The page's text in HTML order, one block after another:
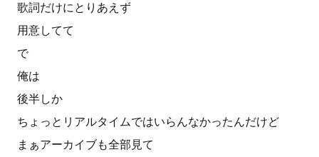
歌詞だけにとりあえず
用意してて
で
俺は
後半しか
ちょっとリアルタイムではいらんなかったんだけど
まぁアーカイブも全部見て